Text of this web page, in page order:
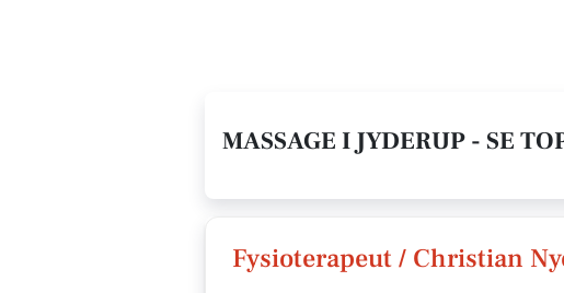
MASSAGE I JYDERUP - SE
Fysioterapeut / Christian